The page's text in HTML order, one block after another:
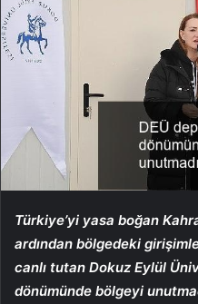
Türkiye’yi yasa boğan
ardından bölgedeki
canlı tutan Dokuz Eylül
dönümünde bölgeyi